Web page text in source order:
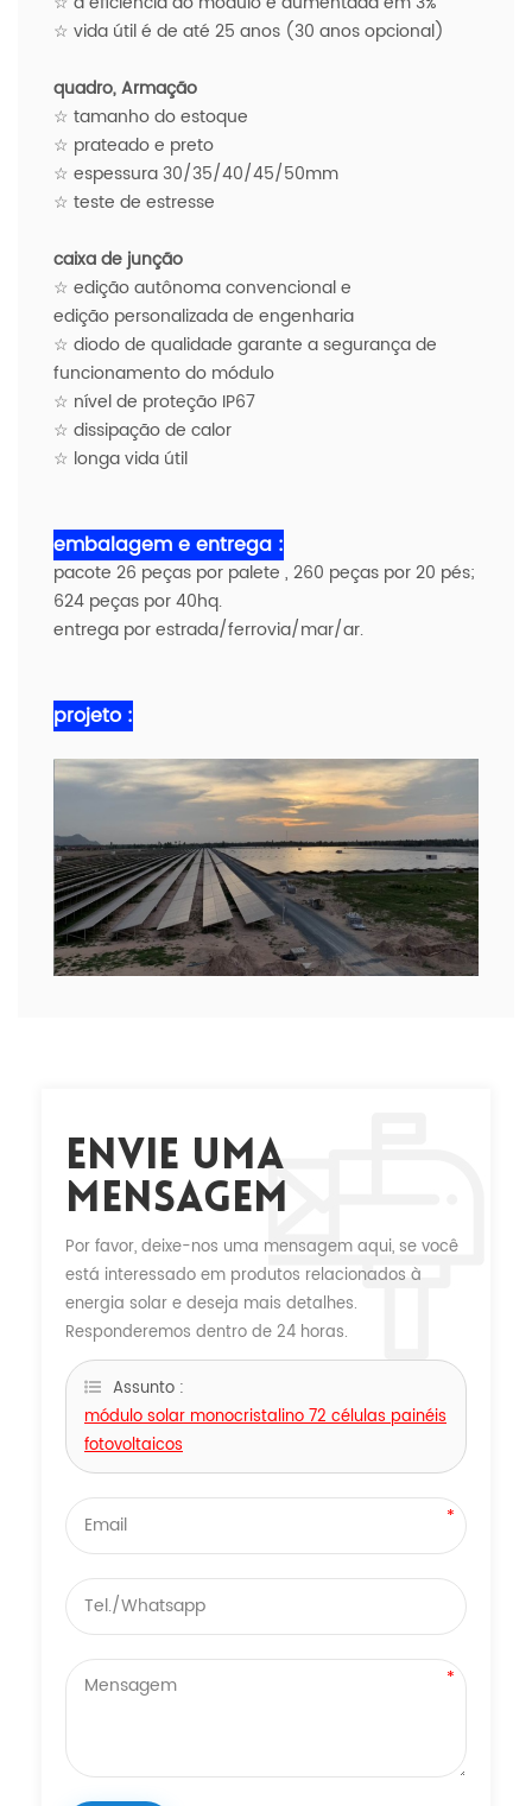
☆ vida útil é de até 25 anos (30 anos opcional)
quadro, Armação
☆ tamanho do estoque
☆ prateado e preto
☆ espessura 30/35/40/45/50mm
☆ teste de estresse
caixa de junção
☆ edição autônoma convencional e
edição personalizada de engenharia
☆ diodo de qualidade garante a segurança de
funcionamento do módulo
☆ nível de proteção IP67
☆ dissipação de calor
☆ longa vida útil
embalagem e entrega :
pacote 26 peças por palete , 260 peças por 20 pés;
624 peças por 40hq.
entrega por estrada/ferrovia/mar/ar.
projeto :
Envie Uma
Mensagem
Por favor, deixe-nos uma mensagem aqui, se você
está interessado em produtos relacionados à
energia solar e deseja mais detalhes.
Responderemos dentro de 24 horas.
Assunto :
módulo solar monocristalino 72 células painéis
fotovoltaicos